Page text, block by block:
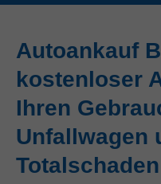
Autoankauf
kostenloser
Ihren
Unfallwagen
Totalschaden